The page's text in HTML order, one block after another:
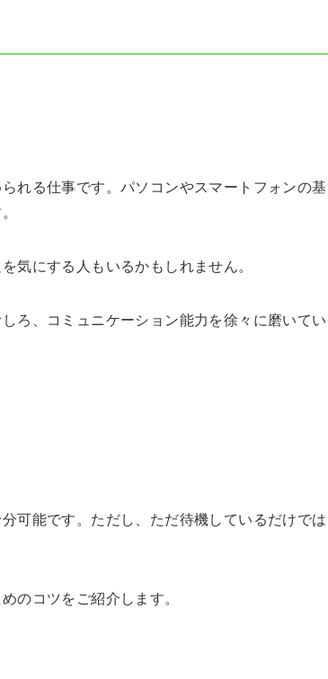
れる仕事です。パソコンやスマートフォンの基
気にする人もいるかもしれません。
ろ、コミュニケーション能力を徐々に磨いてい
可能です。ただし、ただ待機しているだけでは
のコツをご紹介します。